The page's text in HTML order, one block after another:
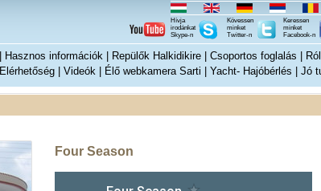
Hívja
irodánkat
Skype-n
Kövessen
minket
Twitter-n
Keressen
minket
Facebook-n
Hasznos információk| Repülők Halkidikire| Csoportos foglalás
Elérhetőség| Videók| Élő webkamera Sarti Yacht- Hajóbérlés Jó
Four Season